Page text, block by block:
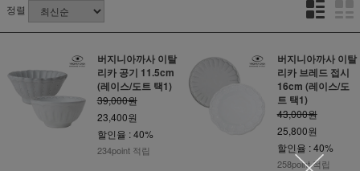
정렬
버지니아까사 이탈
리카 공기 11.5cm
(레이스/도트 택1)
39,000원
23,400원
할인율 : 40%
234point 적립
버지니아까사 이탈
리카 브레드 접시
16cm (레이스/도
트 택1)
43,000원
25,800원
할인율 : 40%
258point 적립